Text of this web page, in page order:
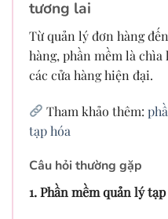
tương lai
Từ quản lý đơn hàng
hàng, phần mềm là
các cửa hàng hiện đại.
Tham khảo thêm:
tạp hóa
Câu hỏi thường gặp
1. Phần mềm quản lý